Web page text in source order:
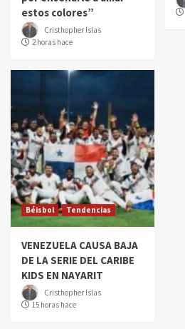
estos colores”
Cristhopher Islas
2 horas hace
Béisbol Tendencias
VENEZUELA CAUSA BAJA
DE LA SERIE DEL CARIBE
KIDS EN NAYARIT
Cristhopher Islas
15 horas hace